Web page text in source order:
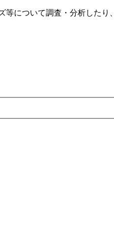
等について調査・分析した